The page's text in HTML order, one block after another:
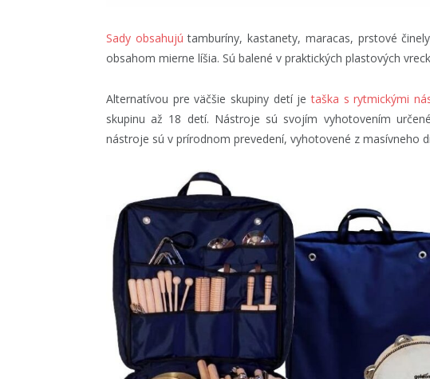
Sady obsahujú tamburíny, kastanety, maracas, prstové
obsahom mierne líšia. Sú balené v praktických plastových
Alternatívou pre väčšie skupiny detí jetaška s rytmickými
skupinu až 18 detí. Nástroje sú svojím vyhotovením
nástroje sú v prírodnom prevedení, vyhotovené z masívneho